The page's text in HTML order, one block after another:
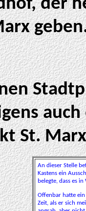
der
St.
An dieser Stelle
Kastens ein
belegte, dass es
Offenbar hatte ein
Zeit, als er sich